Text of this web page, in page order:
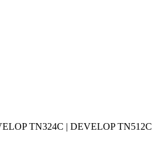
TN324C | DEVELOP TN512C